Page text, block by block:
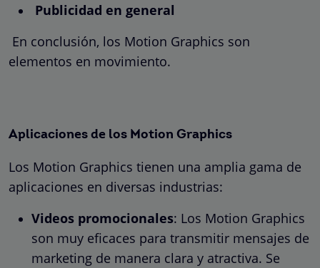
Publicidad en general
En conclusión, los Motion Graphics son
elementos en movimiento.
Aplicaciones de los Motion Graphics
Los Motion Graphics tienen una amplia gama de
aplicaciones en diversas industrias:
Videos promocionales: Los Motion Graphics
son muy eficaces para transmitir mensajes de
marketing de manera clara y atractiva. Se